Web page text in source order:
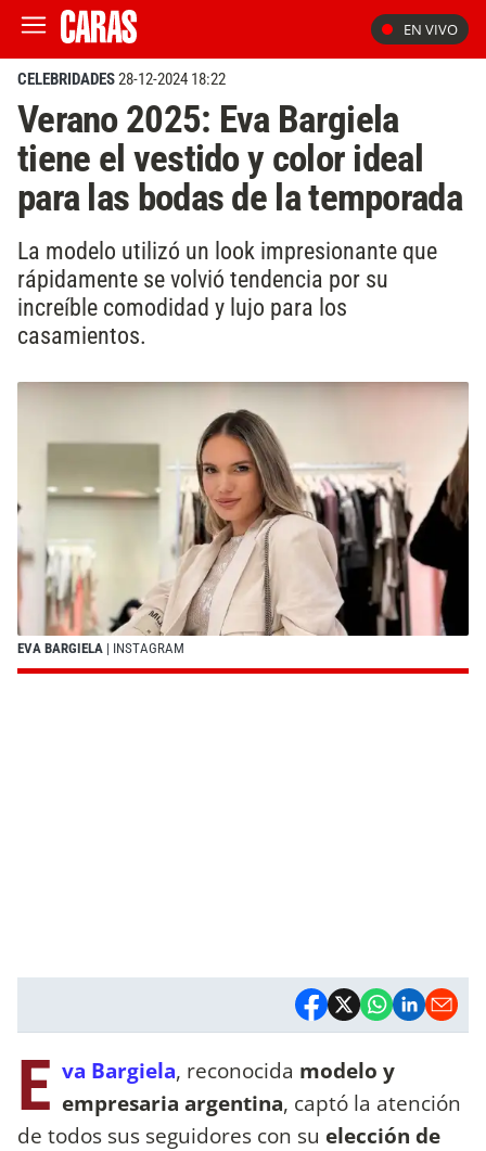
EN VIVO
CELEBRIDADES28-12-2024 18:22
Verano 2025: Eva Bargiela
tiene el vestido y color ideal
para las bodas de la temporada
La modelo utilizó un look impresionante que
rápidamente se volvió tendencia por su
increíble comodidad y lujo para los
casamientos.
EVA BARGIELA | INSTAGRAM
E va Bargiela, reconocida modelo y
empresaria argentina, captó la atención
de todos sus seguidores con su elección de